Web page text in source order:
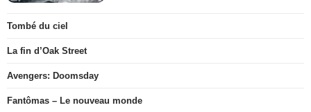
Tombé du ciel
La fin d’Oak Street
Avengers: Doomsday
Fantômas – Le nouveau monde